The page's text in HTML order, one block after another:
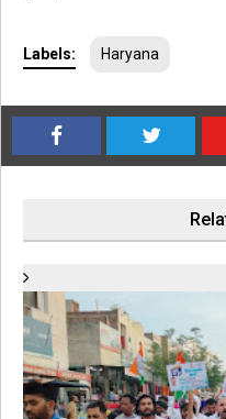
Labels: Haryana